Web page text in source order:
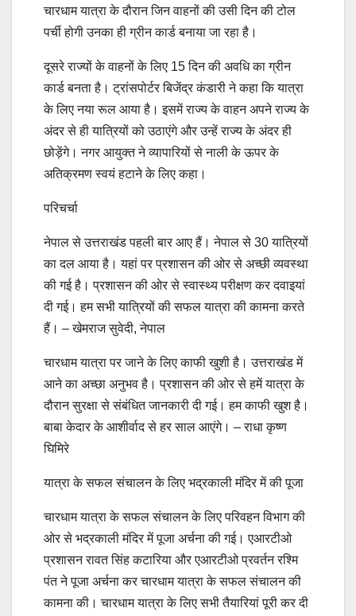
चारधाम यात्रा के दौरान जिन वाहनों की उसी दिन की टोल
पर्ची होगी उनका ही ग्रीन कार्ड बनाया जा रहा है।
दूसरे राज्यों के वाहनों के लिए 15 दिन की अवधि का ग्रीन
कार्ड बनता है। ट्रांसपोर्टर बिजेंद्र कंडारी ने कहा कि यात्रा
के लिए नया रूल आया है। इसमें राज्य के वाहन अपने राज्य के
अंदर से ही यात्रियों को उठाएंगे और उन्हें राज्य के अंदर ही
छोड़ेंगे। नगर आयुक्त ने व्यापारियों से नाली के ऊपर के
अतिक्रमण स्वयं हटाने के लिए कहा।
परिचर्चा
नेपाल से उत्तराखंड पहली बार आए हैं। नेपाल से 30 यात्रियों
का दल आया है। यहां पर प्रशासन की ओर से अच्छी व्यवस्था
की गई है। प्रशासन की ओर से स्वास्थ्य परीक्षण कर दवाइयां
दी गई। हम सभी यात्रियों की सफल यात्रा की कामना करते
हैं। – खेमराज सुवेदी, नेपाल
चारधाम यात्रा पर जाने के लिए काफी खुशी है। उत्तराखंड में
आने का अच्छा अनुभव है। प्रशासन की ओर से हमें यात्रा के
दौरान सुरक्षा से संबंधित जानकारी दी गई। हम काफी खुश है।
बाबा केदार के आशीर्वाद से हर साल आएंगे। – राधा कृष्ण
घिमिरे
यात्रा के सफल संचालन के लिए भद्रकाली मंदिर में की पूजा
चारधाम यात्रा के सफल संचालन के लिए परिवहन विभाग की
ओर से भद्रकाली मंदिर में पूजा अर्चना की गई। एआरटीओ
प्रशासन रावत सिंह कटारिया और एआरटीओ प्रवर्तन रश्मि
पंत ने पूजा अर्चना कर चारधाम यात्रा के सफल संचालन की
कामना की। चारधाम यात्रा के लिए सभी तैयारियां पूरी कर दी